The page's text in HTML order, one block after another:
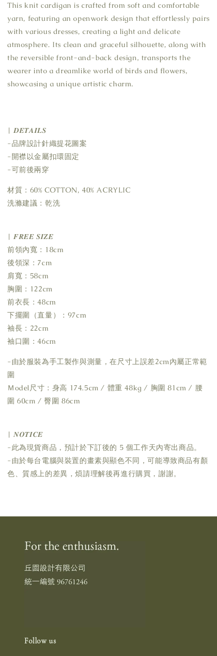
This knit cardigan is crafted from soft and comfortable
yarn, featuring an openwork design that effortlessly pairs
with various dresses, creating a light and delicate
atmosphere. Its clean and graceful silhouette, along with
the reversible front-and-back design, transports the
wearer into a dreamlike world of birds and flowers,
showcasing a unique artistic charm.
| 𝑫𝑬𝑻𝑨𝑰𝑳𝑺
-品牌設計針織提花圖案
-開襟以金屬扣環固定
-可前後兩穿
材質：60% COTTON, 40% ACRYLIC
洗滌建議：乾洗
| 𝑭𝑹𝑬𝑬 𝑺𝑰𝒁𝑬
前領內寬：18cm
後領深：7cm
肩寬：58cm
胸圍：122cm
前衣長：48cm
下擺圍（直量）：97cm
袖長：22cm
袖口圍：46cm
-由於服裝為手工製作與測量，在尺寸上誤差2cm內屬正常範
圍
Ｍodel尺寸：身高 174.5cm / 體重 48kg / 胸圍 81cm / 腰
圍 60cm / 臀圍 86cm
| 𝑵𝑶𝑻𝑰𝑪𝑬
-此為現貨商品，預計於下訂後的 5 個工作天內寄出商品。
-由於每台電腦與裝置的畫素與顯色不同，可能導致商品有顏
色、質感上的差異，煩請理解後再進行購買，謝謝。
Follow us